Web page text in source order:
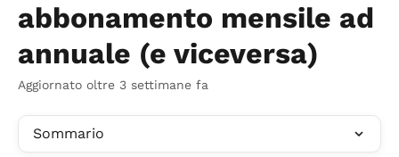
abbonamento mensile ad
annuale (e viceversa)
Aggiornato oltre 3 settimane fa
Sommario